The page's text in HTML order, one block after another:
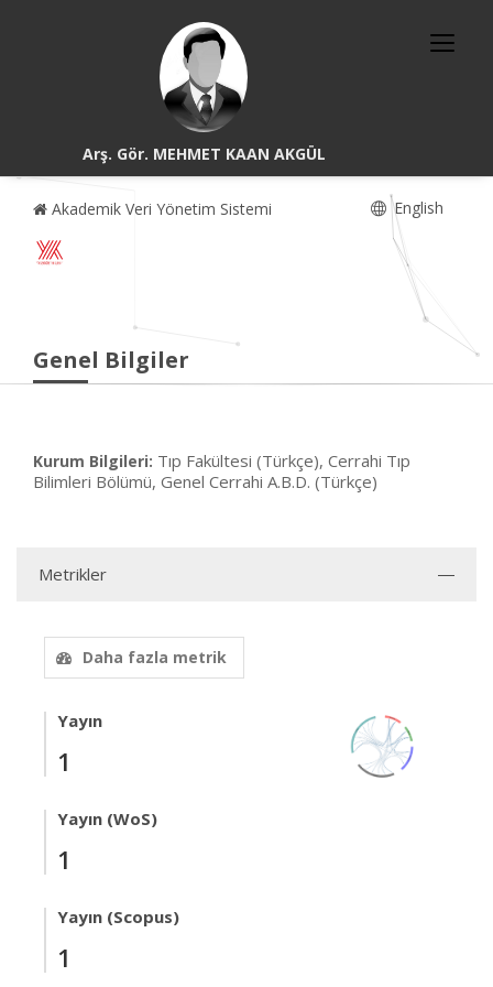
Arş. Gör. MEHMET KAAN AKGÜL
Akademik Veri Yönetim Sistemi English
Genel Bilgiler
Kurum Bilgileri: Tıp Fakültesi (Türkçe), Cerrahi Tıp
Bilimleri Bölümü, Genel Cerrahi A.B.D. (Türkçe)
Metrikler
Daha fazla metrik
Yayın
1
Yayın (WoS)
1
Yayın (Scopus)
1